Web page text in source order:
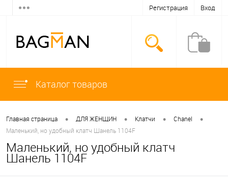
Регистрация Вход
Каталог товаров
Главная страница • ДЛЯ ЖЕНЩИН • Клатчи • Chanel •
Маленький, но удобный клатч Шанель 1104F
Маленький, но удобный клатч
Шанель 1104F